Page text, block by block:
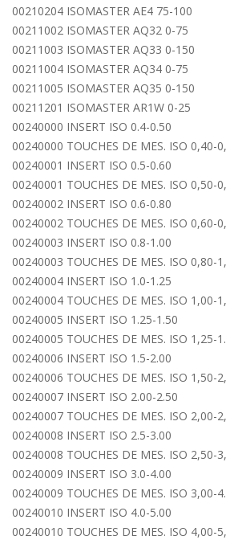
00210204 ISOMASTER AE4 75-100
00211002 ISOMASTER AQ32 0-75
00211003 ISOMASTER AQ33 0-150
00211004 ISOMASTER AQ34 0-75
00211005 ISOMASTER AQ35 0-150
00211201 ISOMASTER AR1W 0-25
00240000 INSERT ISO 0.4-0.50
00240000 TOUCHES DE MES. ISO 0,40-
00240001 INSERT ISO 0.5-0.60
00240001 TOUCHES DE MES. ISO 0,50-
00240002 INSERT ISO 0.6-0.80
00240002 TOUCHES DE MES. ISO 0,60-
00240003 INSERT ISO 0.8-1.00
00240003 TOUCHES DE MES. ISO 0,80-
00240004 INSERT ISO 1.0-1.25
00240004 TOUCHES DE MES. ISO 1,00-
00240005 INSERT ISO 1.25-1.50
00240005 TOUCHES DE MES. ISO 1,25-
00240006 INSERT ISO 1.5-2.00
00240006 TOUCHES DE MES. ISO 1,50-
00240007 INSERT ISO 2.00-2.50
00240007 TOUCHES DE MES. ISO 2,00-
00240008 INSERT ISO 2.5-3.00
00240008 TOUCHES DE MES. ISO 2,50-
00240009 INSERT ISO 3.0-4.00
00240009 TOUCHES DE MES. ISO 3,00-
00240010 INSERT ISO 4.0-5.00
00240010 TOUCHES DE MES. ISO 4,00-